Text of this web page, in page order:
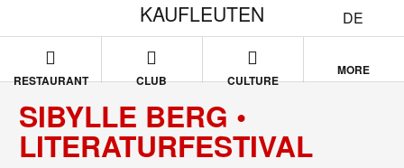
DE
KAUFLEUTEN
RESTAURANT CLUB CULTURE
MORE
SIBYLLE BERG •
LITERATURFESTIVAL